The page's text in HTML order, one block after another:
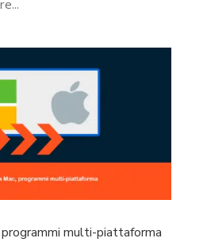
multi-piattaforma